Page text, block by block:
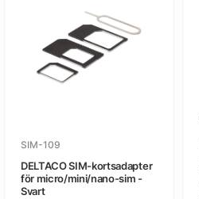
SIM-109
DELTACO SIM-kortsadapter
för micro/mini/nano-sim -
Svart